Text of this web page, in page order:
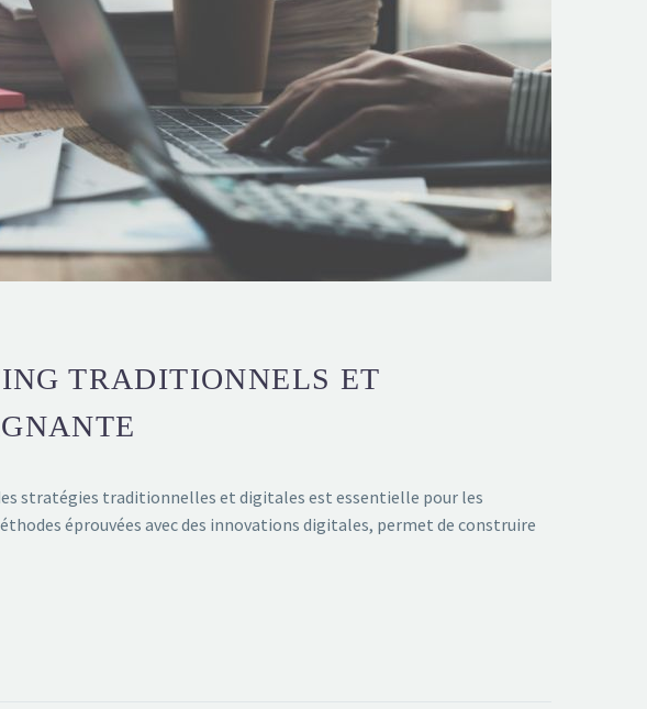
TRADITIONNELS ET
stratégies traditionnelles et digitales est essentielle pour les
éprouvées avec des innovations digitales, permet de construire